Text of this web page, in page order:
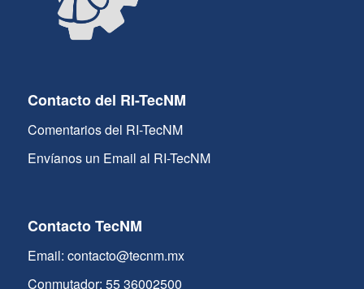
Contacto del RI-TecNM
Comentarios del RI-TecNM
Envíanos un Email al RI-TecNM
Contacto TecNM
Email: contacto@tecnm.mx
Conmutador: 55 36002500